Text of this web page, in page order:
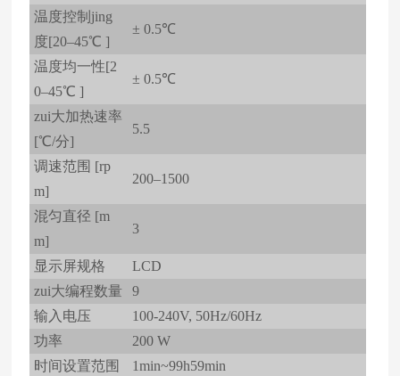
温度控制jing
度[20–45℃ ]
± 0.5℃
温度均一性[2
0–45℃ ]
± 0.5℃
zui大加热速率
[℃/分]
5.5
调速范围 [rp
m]
200–1500
混匀直径 [m
m]
3
显示屏规格
LCD
zui大编程数量
9
输入电压
100-240V, 50Hz/60Hz
功率
200 W
时间设置范围
1min~99h59min